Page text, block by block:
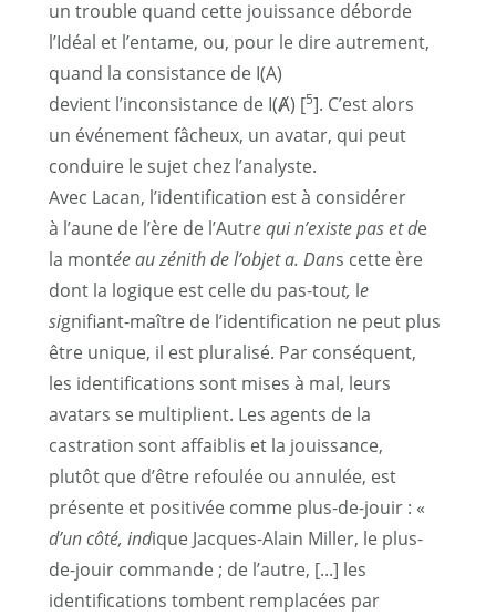
un trouble quand cette jouissance déborde
l’Idéal et l’entame, ou, pour le dire autrement,
quand la consistance de I(A)
devient l’inconsistance de I(Ⱥ) [5]. C’est alors
un événement fâcheux, un avatar, qui peut
conduire le sujet chez l’analyste.
Avec Lacan, l’identification est à considérer
à l’aune de l’ère de l’Autre qui n’existe pas et de
la montée au zénith de l’objet a. Dans cette ère
dont la logique est celle du pas-tout, le
signifiant-maître de l’identification ne peut plus
être unique, il est pluralisé. Par conséquent,
les identifications sont mises à mal, leurs
avatars se multiplient. Les agents de la
castration sont affaiblis et la jouissance,
plutôt que d’être refoulée ou annulée, est
présente et positivée comme plus-de-jouir : «
d’un côté, indique Jacques-Alain Miller, le plus-
de-jouir commande ; de l’autre, [...] les
identifications tombent remplacées par